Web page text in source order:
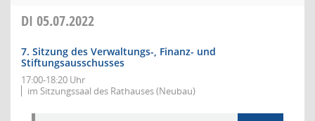
DI 05.07.2022
7. Sitzung des Verwaltungs-, Finanz- und
Stiftungsausschusses
17:00-18:20 Uhr
im Sitzungssaal des Rathauses (Neubau)